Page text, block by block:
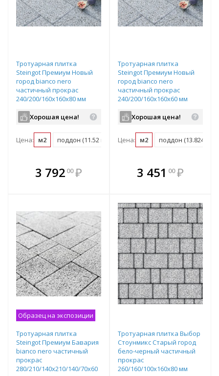
Тротуарная плитка
Steingot Премиум Новый
город bianco nero
частичный прокрас
240/200/160х160х80 мм
Хорошая цена!
Цена: м2 поддон (11.52 м2)
3 792 00 ₽
В комплекте
всегда выгоднее!
Тротуарная плитка
Steingot Премиум Новый
город bianco nero
частичный прокрас
240/200/160х160х60 мм
Хорошая цена!
Цена: м2 поддон (13.824 м2)
В комплекте
всегда выгоднее!
3 451 00 ₽
Образец на экспозиции
Тротуарная плитка
Steingot Премиум Бавария
bianco nero частичный
прокрас
280/210/140х210/140/70х60
Тротуарная плитка Выбор
Стоунмикс Старый город
бело-черный частичный
прокрас
260/160/100х160х80 мм